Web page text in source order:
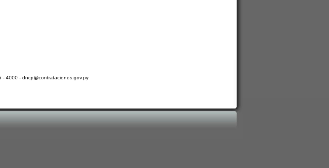
- 4000 - dncp@contrataciones.gov.py